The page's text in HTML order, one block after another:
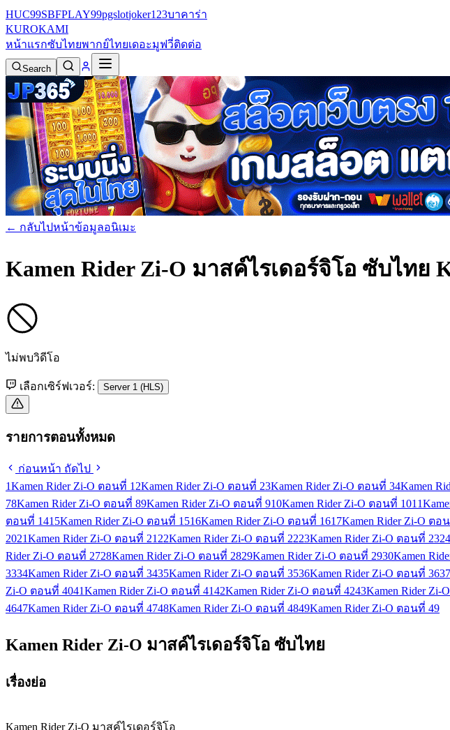
HUC99SBFPLAY99pgslotjoker123บาคาร่า
KUROKAMI
หน้าแรกซับไทยพากย์ไทยเดอะมูฟวี่ติดต่อ
Search
← กลับไปหน้าข้อมูลอนิเมะ
Kamen Rider Zi-O มาสค์ไรเดอร์จิโอ ซับไทย
ไม่พบวิดีโอ
เลือกเซิร์ฟเวอร์: Server 1 (HLS)
รายการตอนทั้งหมด
ก่อนหน้า ถัดไป
1Kamen Rider Zi-O ตอนที่ 1 2Kamen Rider Zi-O ตอนที่ 23Kamen Rider Zi-O ตอนที่ 34Kamen
78Kamen Rider Zi-O ตอนที่ 89Kamen Rider Zi-O ตอนที่ 910Kamen Rider Zi-O ตอนที่ 1011
ตอนที่ 1415Kamen Rider Zi-O ตอนที่ 1516Kamen Rider Zi-O ตอนที่ 1617Kamen Rider Zi-O ตอ
2021Kamen Rider Zi-O ตอนที่ 21 22Kamen Rider Zi-O ตอนที่ 2223Kamen Rider Zi-O ตอนที่ 2324
Rider Zi-O ตอนที่ 2728Kamen Rider Zi-O ตอนที่ 2829Kamen Rider Zi-O ตอนที่ 2930Kamen
3334Kamen Rider Zi-O ตอนที่ 3435Kamen Rider Zi-O ตอนที่ 3536Kamen Rider Zi-O ตอนที่ 3637
Zi-O ตอนที่ 4041Kamen Rider Zi-O ตอนที่ 4142Kamen Rider Zi-O ตอนที่ 4243Kamen Rider Zi-
4647Kamen Rider Zi-O ตอนที่ 4748Kamen Rider Zi-O ตอนที่ 4849Kamen Rider Zi-O ตอนที่ 49
Kamen Rider Zi-O มาสค์ไรเดอร์จิโอ ซับไทย
เรื่องย่อ
Kamen Rider Zi-O มาสค์ไรเดอร์จิโอ